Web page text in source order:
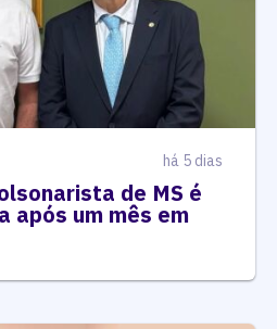
há 5 dias
de MS é
após um mês em